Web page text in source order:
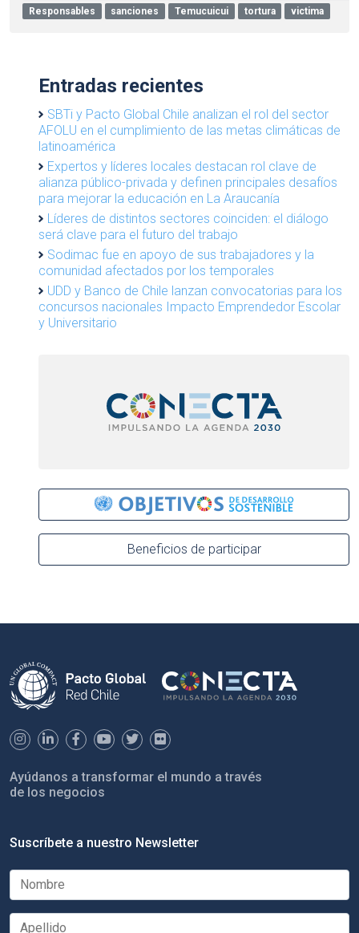
Responsables
sanciones Temucuicui tortura victima
Entradas recientes
SBTi y Pacto Global Chile analizan el rol del sector
AFOLU en el cumplimiento de las metas climáticas de
latinoamérica
Expertos y líderes locales destacan rol clave de
alianza público-privada y definen principales desafíos
para mejorar la educación en La Araucanía
Líderes de distintos sectores coinciden: el diálogo
será clave para el futuro del trabajo
Sodimac fue en apoyo de sus trabajadores y la
comunidad afectados por los temporales
UDD y Banco de Chile lanzan convocatorias para los
concursos nacionales Impacto Emprendedor Escolar
y Universitario
Beneficios de participar
Ayúdanos a transformar el mundo a través
de los negocios
Suscríbete a nuestro Newsletter